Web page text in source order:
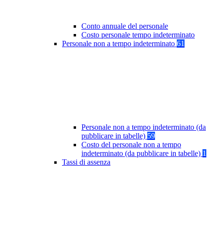
Conto annuale del personale
Costo personale tempo indeterminato
Personale non a tempo indeterminato 61
Personale non a tempo indeterminato (da
pubblicare in tabelle) 59
Costo del personale non a tempo
indeterminato (da pubblicare in tabelle) 1
Tassi di assenza